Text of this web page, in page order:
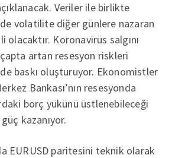
Veriler ile birlikte
volatilite diğer günlere nazaran
Koronavirüs salgını
artan resesyon riskleri
baskı oluşturuyor. Ekonomistler
Bankası’nın resesyonda
borç yükünü üstlenebileceği
kazanıyor.
EURUSD paritesini teknik olarak